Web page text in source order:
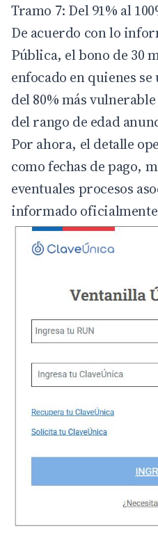
Tramo 7: Del 91% al
De acuerdo con lo
Pública, el bono de 30
enfocado en quienes
del 80% más
del rango de edad
Por ahora, el detalle
como fechas de pago,
eventuales procesos
informado